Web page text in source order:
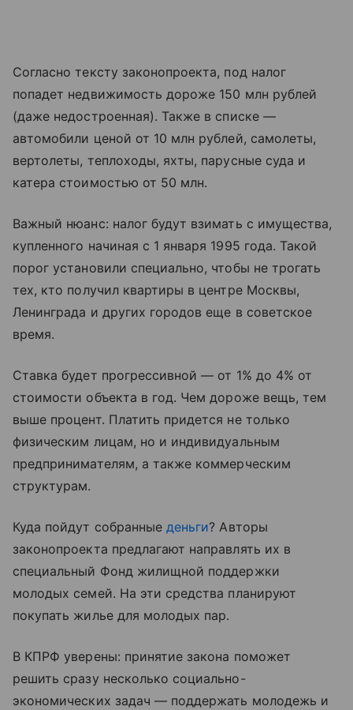
Согласно тексту законопроекта, под налог
попадет недвижимость дороже 150 млн рублей
(даже недостроенная). Также в списке —
автомобили ценой от 10 млн рублей, самолеты,
вертолеты, теплоходы, яхты, парусные суда и
катера стоимостью от 50 млн.
Важный нюанс: налог будут взимать с имущества,
купленного начиная с 1 января 1995 года. Такой
порог установили специально, чтобы не трогать
тех, кто получил квартиры в центре Москвы,
Ленинграда и других городов еще в советское
время.
Ставка будет прогрессивной — от 1% до 4% от
стоимости объекта в год. Чем дороже вещь, тем
выше процент. Платить придется не только
физическим лицам, но и индивидуальным
предпринимателям, а также коммерческим
структурам.
Куда пойдут собранныеденьги? Авторы
законопроекта предлагают направлять их в
специальный Фонд жилищной поддержки
молодых семей. На эти средства планируют
покупать жилье для молодых пар.
В КПРФ уверены: принятие закона поможет
решить сразу несколько социально-
экономических задач — поддержать молодежь и